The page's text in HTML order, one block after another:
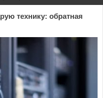
технику: обратная